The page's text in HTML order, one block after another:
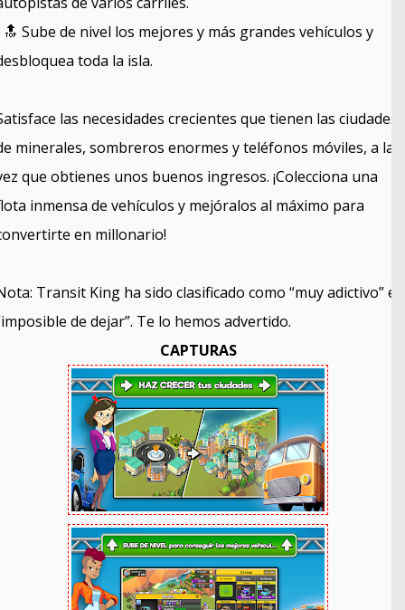
🔝 Sube de nivel los mejores y más grandes vehículos y
toda la isla.
las necesidades crecientes que tienen las ciudades
minerales, sombreros enormes y teléfonos móviles, a la
que obtienes unos buenos ingresos. ¡Colecciona una
inmensa de vehículos y mejóralos al máximo para
en millonario!
Transit King ha sido clasificado como “muy adictivo” e
de dejar”. Te lo hemos advertido.
CAPTURAS